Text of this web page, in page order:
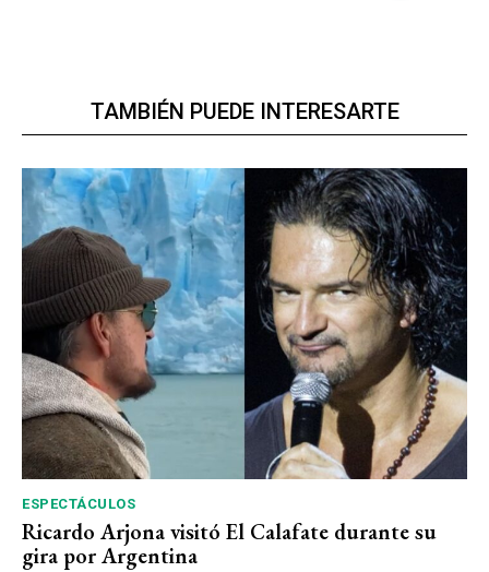
TAMBIÉN PUEDE INTERESARTE
ESPECTÁCULOS
Ricardo Arjona visitó El Calafate durante su
gira por Argentina